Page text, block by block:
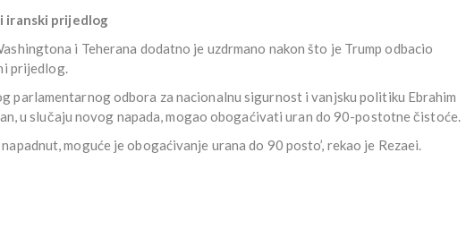
iranski prijedlog
i Teherana dodatno je uzdrmano nakon što je Trump odbacio
prijedlog.
parlamentarnog odbora za nacionalnu sigurnost i vanjsku politiku Ebrahim
u slučaju novog napada, mogao obogaćivati uran do 90-postotne čistoće.
moguće je obogaćivanje urana do 90 posto’, rekao je Rezaei.